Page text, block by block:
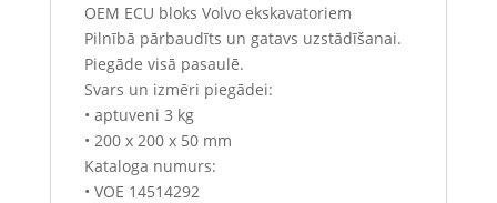
OEM ECU bloks Volvo ekskavatoriem
Pilnībā pārbaudīts un gatavs uzstādīšanai.
Piegāde visā pasaulē.
Svars un izmēri piegādei:
• aptuveni 3 kg
• 200 x 200 x 50 mm
Kataloga numurs:
• VOE 14514292